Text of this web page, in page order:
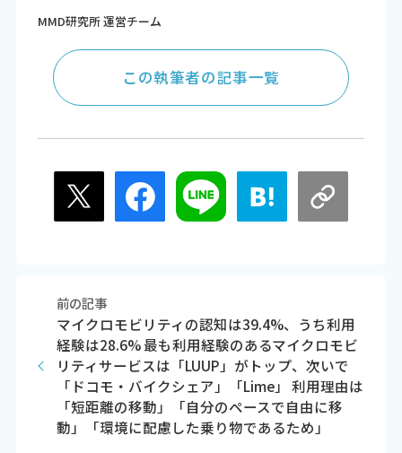
MMD研究所 運営チーム
この執筆者の記事一覧
前の記事
マイクロモビリティの認知は39.4%、うち利用
経験は28.6% 最も利用経験のあるマイクロモビ
リティサービスは「LUUP」がトップ、次いで
「ドコモ・バイクシェア」「Lime」 利用理由は
「短距離の移動」「自分のペースで自由に移
動」「環境に配慮した乗り物であるため」